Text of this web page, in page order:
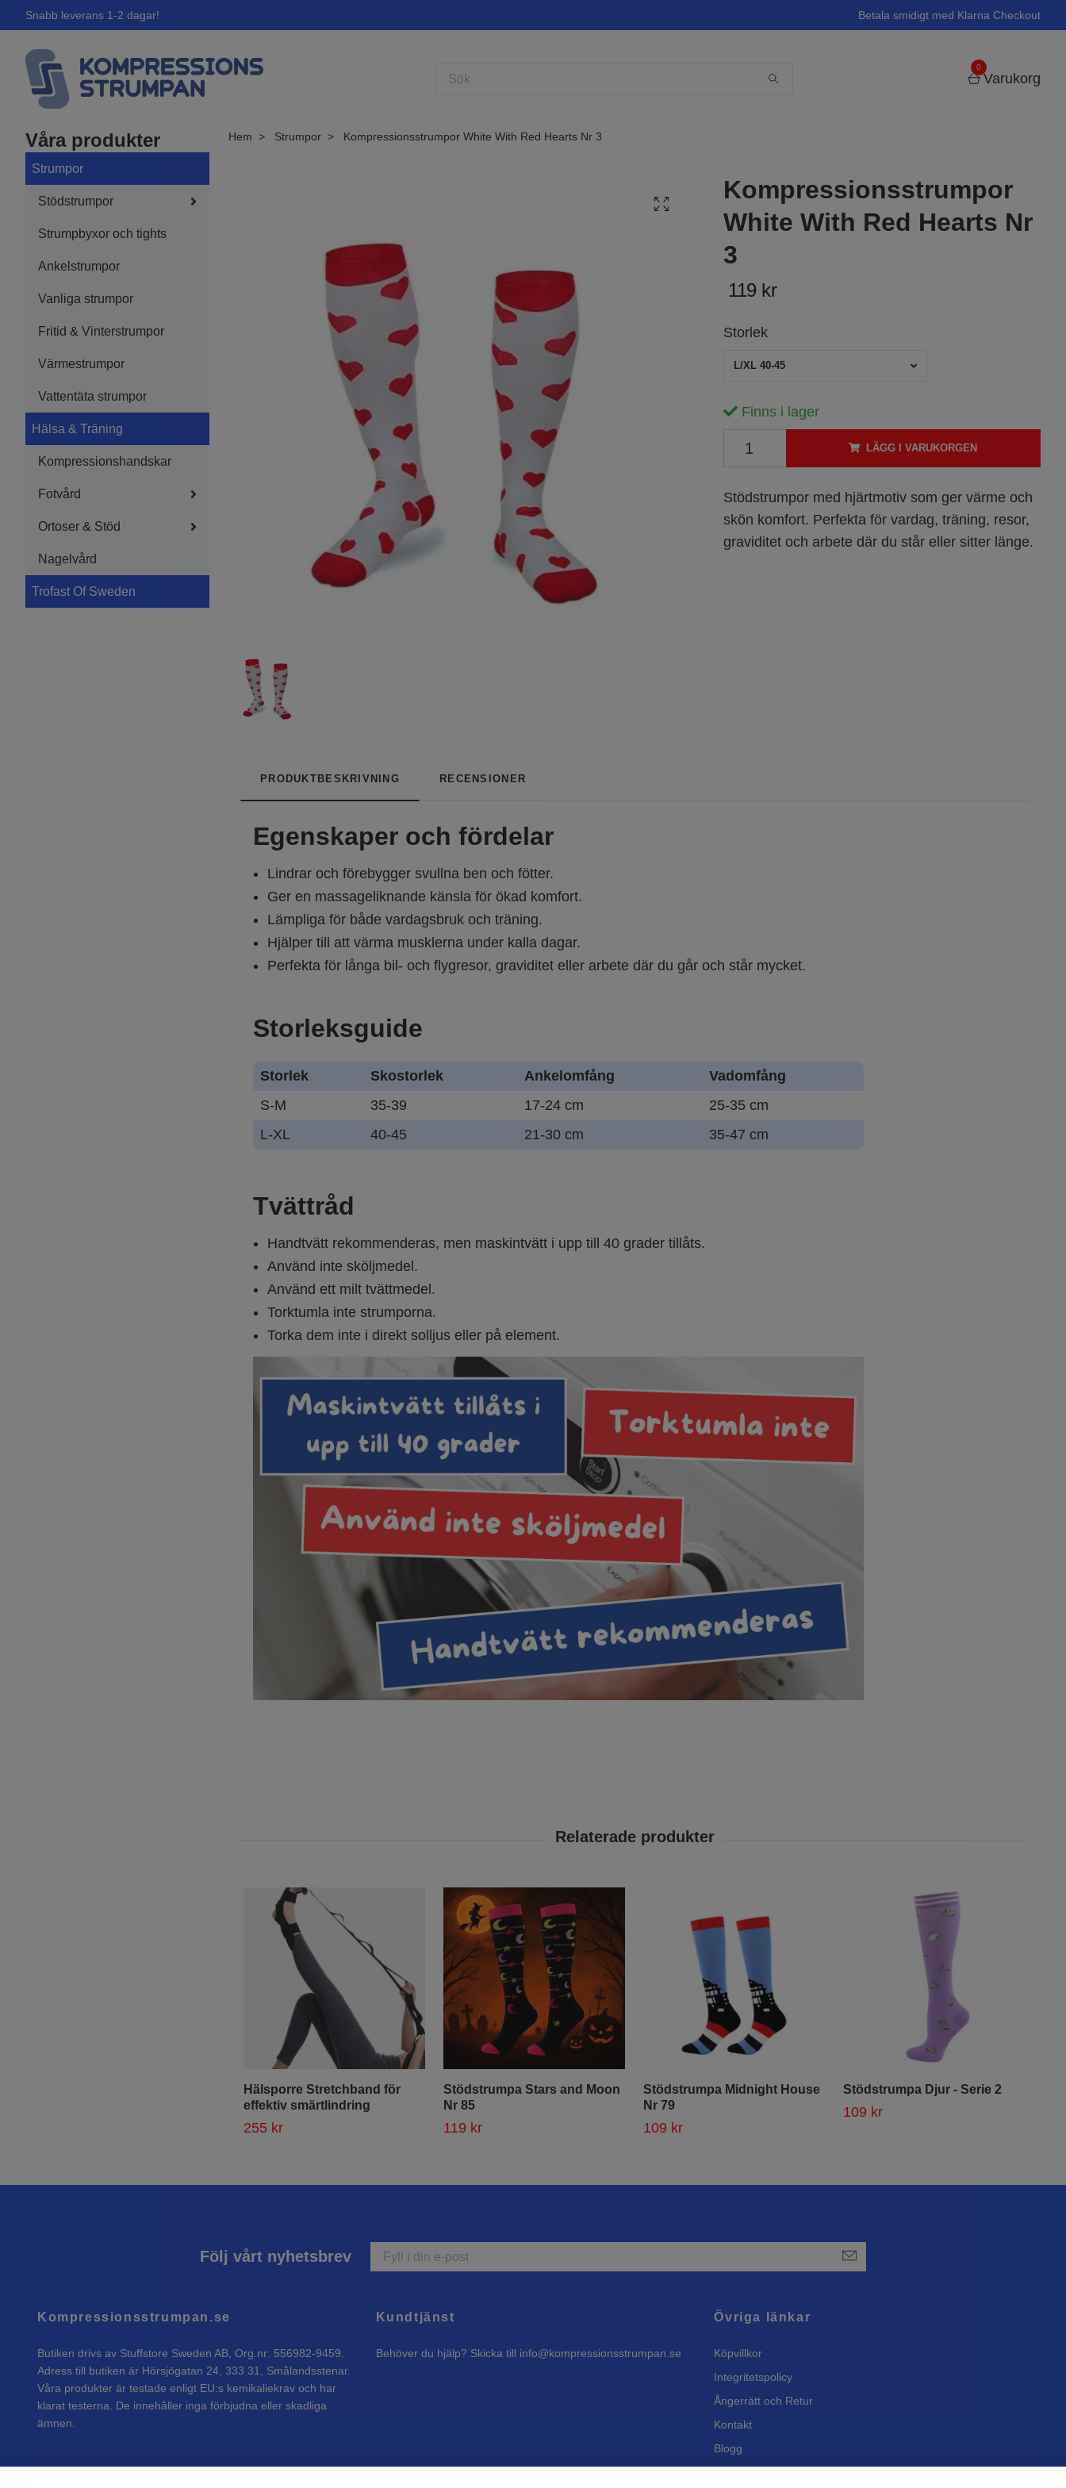
Snabb leverans 1-2 dagar! Betala smidigt med Klarna Checkout
0
Varukorg
Våra produkter
Strumpor
Stödstrumpor
Strumpbyxor och tights
Ankelstrumpor
Vanliga strumpor
Fritid & Vinterstrumpor
Värmestrumpor
Vattentäta strumpor
Hälsa & Träning
Kompressionshandskar
Fotvård
Ortoser & Stöd
Nagelvård
Trofast Of Sweden
Hem Strumpor Kompressionsstrumpor White With Red Hearts Nr 3
Kompressionsstrumpor
White With Red Hearts Nr
3
119 kr
Storlek
L/XL 40-45
Finns i lager
LÄGG I VARUKORGEN
Stödstrumpor med hjärtmotiv som ger värme och
skön komfort. Perfekta för vardag, träning, resor,
graviditet och arbete där du står eller sitter länge.
PRODUKTBESKRIVNING RECENSIONER
Egenskaper och fördelar
Lindrar och förebygger svullna ben och fötter.
Ger en massageliknande känsla för ökad komfort.
Lämpliga för både vardagsbruk och träning.
Hjälper till att värma musklerna under kalla dagar.
Perfekta för långa bil- och flygresor, graviditet eller arbete där du går och står mycket.
Storleksguide
Storlek Skostorlek Ankelomfång
Vadomfång
S-M
35-39 17-24 cm
25-35 cm
L-XL
40-45 21-30 cm 35-47 cm
Tvättråd
Handtvätt rekommenderas, men maskintvätt i upp till 40 grader tillåts.
Använd inte sköljmedel.
Använd ett milt tvättmedel.
Torktumla inte strumporna.
Torka dem inte i direkt solljus eller på element.
Hälsporre Stretchband för
effektiv smärtlindring
255 kr
Stödstrumpa Stars and Moon
Nr 85
119 kr
Stödstrumpa Midnight House
Nr 79
109 kr
Stödstrumpa Djur - Serie 2
109 kr
Följ vårt nyhetsbrev
Kompressionsstrumpan.se
Butiken drivs av Stuffstore Sweden AB, Org.nr: 556982-9459.
Adress till butiken är Hörsjögatan 24, 333 31, Smålandsstenar.
Våra produkter är testade enligt EU:s kemikaliekrav och har
klarat testerna. De innehåller inga förbjudna eller skadliga
ämnen.
Kundtjänst
Behöver du hjälp? Skicka till info@kompressionsstrumpan.se
Övriga länkar
Köpvillkor
Integritetspolicy
Ångerrätt och Retur
Kontakt
Blogg